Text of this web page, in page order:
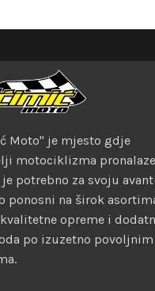
Moto" je mjesto gdje
motociklizma
potrebno za svoju
ponosni na širok
opreme i
po izuzetno povoljnim